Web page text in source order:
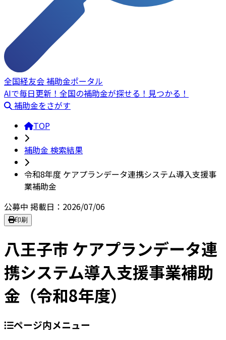
全国経友会 補助金ポータル
AIで毎日更新！全国の補助金が探せる！見つかる！
補助金をさがす
TOP
補助金 検索結果
令和8年度 ケアプランデータ連携システム導入支援事
業補助金
公募中 掲載日：2026/07/06
印刷
八王子市 ケアプランデータ連
携システム導入支援事業補助
金（令和8年度）
ページ内メニュー